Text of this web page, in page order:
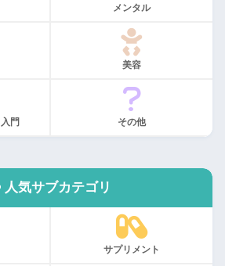
メンタル
美容
門 その他
人気サブカテゴリ
サプリメント